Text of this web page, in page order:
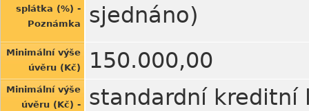
splátka (%) -
Poznámka
sjednáno)
Minimální výše
úvěru (Kč)
150.000,00
Minimální výše
úvěru (Kč) -
standardní kreditní